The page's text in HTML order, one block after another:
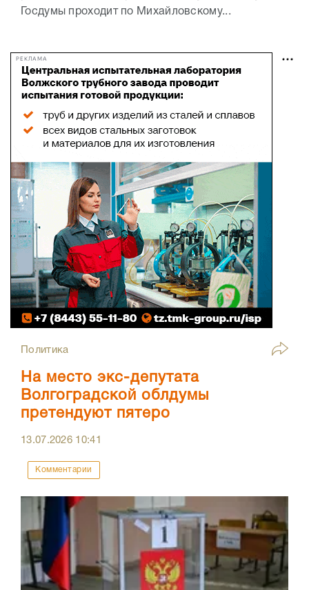
Госдумы проходит по Михайловскому...
РЕКЛАМА
Политика
На место экс-депутата
Волгоградской облдумы
претендуют пятеро
13.07.2026 10:41
Комментарии